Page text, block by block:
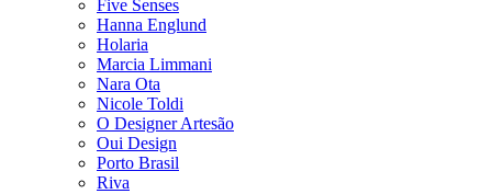
Five Senses
Hanna Englund
Holaria
Marcia Limmani
Nara Ota
Nicole Toldi
O Designer Artesão
Oui Design
Porto Brasil
Riva